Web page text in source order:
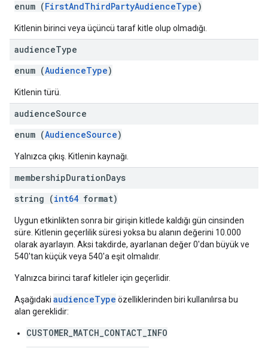
enum (FirstAndThirdPartyAudienceType)
Kitlenin birinci veya üçüncü taraf kitle olup olmadığı.
audienceType
enum (AudienceType)
Kitlenin türü.
audienceSource
enum (AudienceSource)
Yalnızca çıkış. Kitlenin kaynağı.
membershipDurationDays
string (int64 format)
Uygun etkinlikten sonra bir girişin kitlede kaldığı gün cinsinden
süre. Kitlenin geçerlilik süresi yoksa bu alanın değerini 10.000
olarak ayarlayın. Aksi takdirde, ayarlanan değer 0'dan büyük ve
540'tan küçük veya 540'a eşit olmalıdır.
Yalnızca birinci taraf kitleler için geçerlidir.
Aşağıdaki audienceType özelliklerinden biri kullanılırsa bu
alan gereklidir:
CUSTOMER_MATCH_CONTACT_INFO